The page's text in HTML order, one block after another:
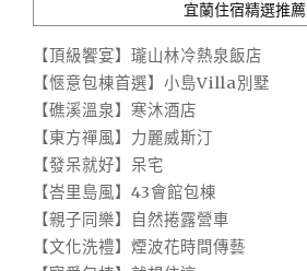
宜蘭住宿精選推薦
【頂級饗宴】瓏山林冷熱泉飯店
【愜意包棟首選】小島Villa別墅
【礁溪溫泉】寒沐酒店
【東方禪風】力麗威斯汀
【發呆就好】呆宅
【峇里島風】43會館包棟
【親子同樂】自然捲露營車
【文化洗禮】煙波花時間傳藝